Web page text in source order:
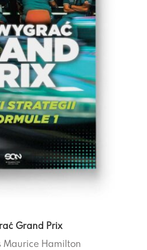
Grand Prix
Maurice Hamilton